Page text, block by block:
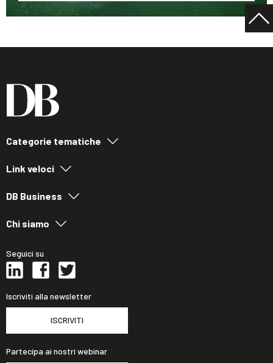
Categorie tematiche
Link veloci
DB Business
Chi siamo
Seguici su
Iscriviti alla newsletter
ISCRIVITI
Partecipa ai nostri webinar